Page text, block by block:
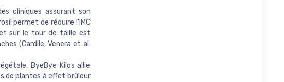
cliniques assurant son
permet de réduire l'IMC
sur le tour de taille est
(Cardile, Venera et al.
ByeBye Kilos allie
de plantes à effet brûleur